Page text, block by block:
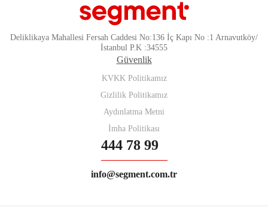
Deliklikaya Mahallesi Fersah Caddesi No:136 İç Kapı No :1 Arnavutköy/
İstanbul P.K :34555
Güvenlik
KVKK Politikamız
Gizlilik Politikamız
Aydınlatma Metni
İmha Politikası
444 78 99
info@segment.com.tr